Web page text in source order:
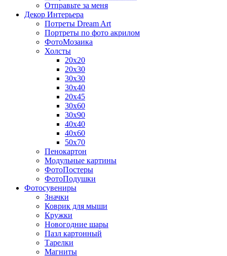
Отправьте за меня
Декор Интерьера
Потреты Dream Art
Портреты по фото акрилом
ФотоМозаика
Холсты
20х20
20х30
30х30
30х40
20х45
30х60
30х90
40х40
40х60
50х70
Пенокартон
Модульные картины
ФотоПостеры
ФотоПодушки
Фотоcувениры
Значки
Коврик для мыши
Кружки
Новогодние шары
Пазл картонный
Тарелки
Магниты